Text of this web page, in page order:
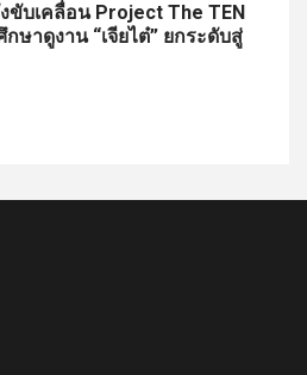
ขับเคลื่อน Project The TEN
ษาดูงาน “เจียไต๋” ยกระดับสู่